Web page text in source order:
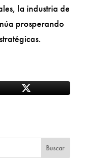
la industria de
prosperando